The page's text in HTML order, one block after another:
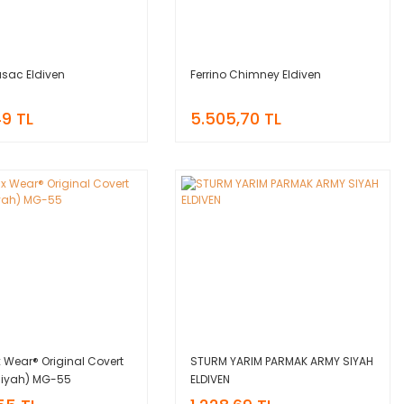
Eldiven
TL
Ferrino Chimney Eldiven
5.505,70 TL
Original Covert
MG-55
STURM YARIM PARMAK ARMY SIYAH
ELDIVEN